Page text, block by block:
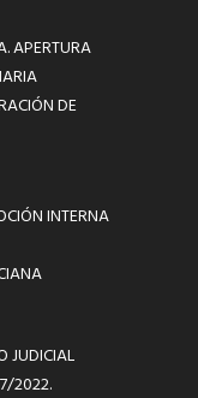
APERTURA
DE
INTERNA
JUDICIAL
2022.